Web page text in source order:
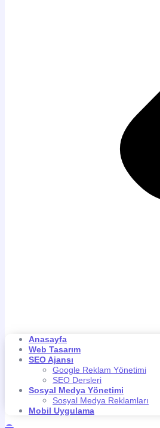
Anasayfa
Web Tasarım
SEO Ajansı
Google Reklam Yönetimi
SEO Dersleri
Sosyal Medya Yönetimi
Sosyal Medya Reklamları
Mobil Uygulama